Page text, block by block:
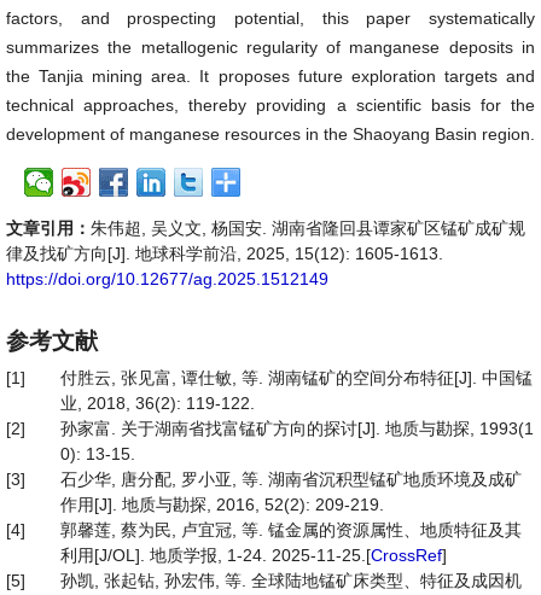
factors, and prospecting potential, this paper systematically
summarizes the metallogenic regularity of manganese deposits in
the Tanjia mining area. It proposes future exploration targets and
technical approaches, thereby providing a scientific basis for the
development of manganese resources in the Shaoyang Basin region.
文章引用： 朱伟超, 吴义文, 杨国安. 湖南省隆回县谭家矿区锰矿成矿规
律及找矿方向[J]. 地球科学前沿, 2025, 15(12): 1605-1613.
https://doi.org/10.12677/ag.2025.1512149
参考文献
[1]
付胜云, 张见富, 谭仕敏, 等. 湖南锰矿的空间分布特征[J]. 中国锰
业, 2018, 36(2): 119-122.
[2]
孙家富. 关于湖南省找富锰矿方向的探讨[J]. 地质与勘探, 1993(1
0): 13-15.
[3]
石少华, 唐分配, 罗小亚, 等. 湖南省沉积型锰矿地质环境及成矿
作用[J]. 地质与勘探, 2016, 52(2): 209-219.
[4]
郭馨莲, 蔡为民, 卢宜冠, 等. 锰金属的资源属性、地质特征及其
利用[J/OL]. 地质学报, 1-24. 2025-11-25.[CrossRef]
[5]
孙凯, 张起钻, 孙宏伟, 等. 全球陆地锰矿床类型、特征及成因机